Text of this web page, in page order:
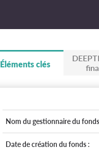
Éléments clés
Nom du gestionnaire du
Date de création du fonds :